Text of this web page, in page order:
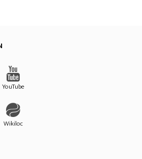
YouTube
Wikiloc